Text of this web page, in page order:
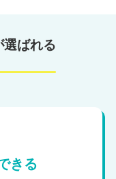
選ばれる
きる